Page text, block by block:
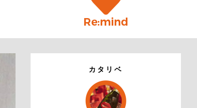
カタリベ